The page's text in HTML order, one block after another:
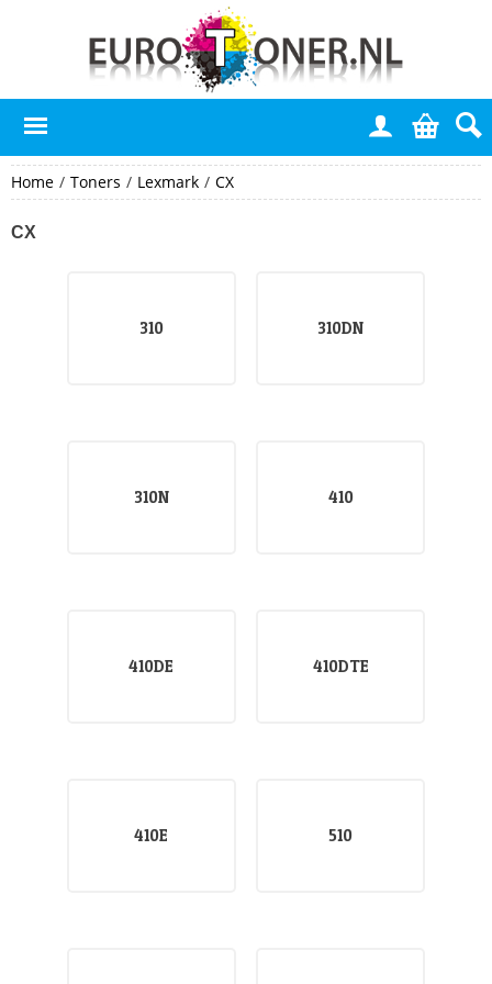
Home / Toners / Lexmark / CX
CX
310 310DN
310N 410
410DE 410DTE
410E 510